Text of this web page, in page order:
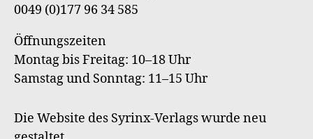
0049 (0)177 96 34 585
Öffnungszeiten
Montag bis Freitag: 10–18 Uhr
Samstag und Sonntag: 11–15 Uhr
Die Website des Syrinx-Verlags wurde neu